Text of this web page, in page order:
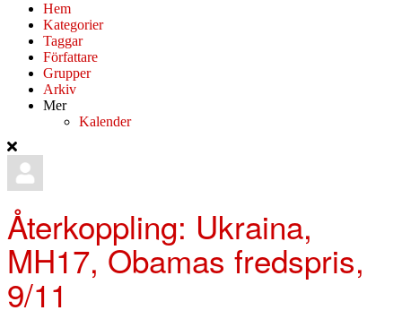
Hem
Kategorier
Taggar
Författare
Grupper
Arkiv
Mer
Kalender
Återkoppling: Ukraina,
MH17, Obamas fredspris,
9/11